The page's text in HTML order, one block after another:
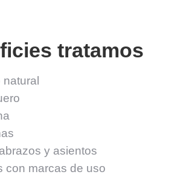
tratamos
y asientos
con marcas de uso